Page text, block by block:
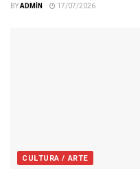
BYADMIN 17/07/2026
CULTURA / ARTE